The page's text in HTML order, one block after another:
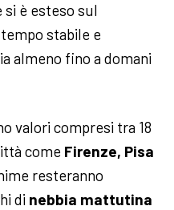
si è esteso sul
stabile e
almeno fino a domani
valori compresi tra 18
come Firenze, Pisa
resteranno
di nebbia mattutina